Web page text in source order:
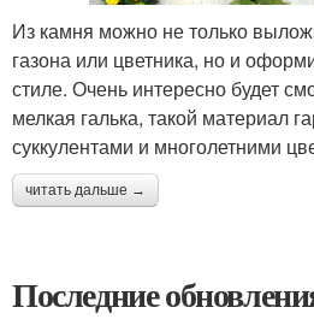
Из камня можно не только
газона или цветника, но и
стиле. Очень интересно будет
мелкая галька, такой материал
суккулентами и многолетними
читать дальше →
Последние